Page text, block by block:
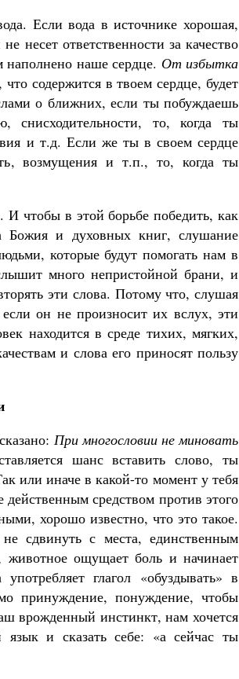
Если вода в источнике хорошая,
несет ответственности за качество
наполнено наше сердце. От избытка
содержится в твоем сердце, будет
о ближних, если ты побуждаешь
снисходительности, то, когда ты
и т.д. Если же ты в своем сердце
возмущения и т.п., то, когда ты
И чтобы в этой борьбе победить, как
Божия и духовных книг, слушание
которые будут помогать нам в
много непристойной брани, и
эти слова. Потому что, слушая
он не произносит их вслух, эти
находится в среде тихих, мягких,
и слова его приносят пользу
При многословии не миновать
шанс вставить слово, ты
или иначе в какой-то момент у тебя
средством против этого
хорошо известно, что это такое.
сдвинуть с места, единственным
животное ощущает боль и начинает
глагол «обуздывать» в
принуждение, понуждение, чтобы
врожденный инстинкт, нам хочется
язык и сказать себе: «а сейчас ты